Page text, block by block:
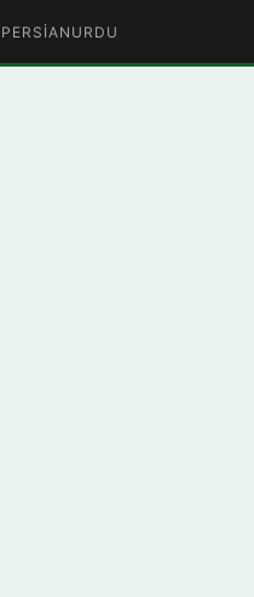
PERSIAN URDU